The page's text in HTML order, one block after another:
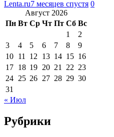
Lenta.ru7 месяцев спустя 0
Август 2026
Пн Вт Ср Чт Пт Сб Вс
1
2
3
4 5 6 7 8
9
10 11 12 13 14 15 16
17 18 19 20 21 22 23
24 25 26 27 28 29 30
31
« Июл
Рубрики